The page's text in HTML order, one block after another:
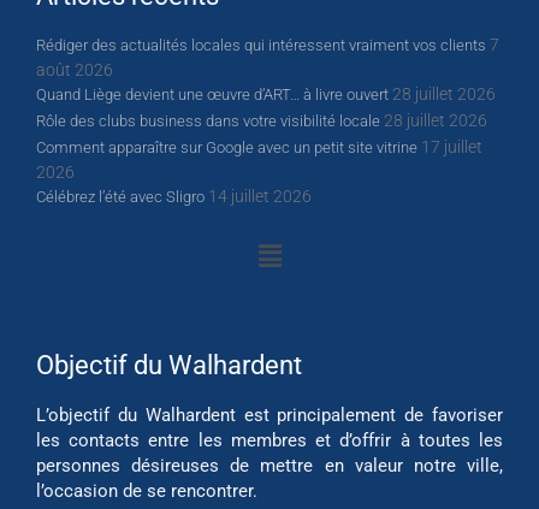
Rédiger des actualités locales qui intéressent vraiment vos clients 7
août 2026
Quand Liège devient une œuvre d’ART… à livre ouvert 28 juillet 2026
Rôle des clubs business dans votre visibilité locale 28 juillet 2026
Comment apparaître sur Google avec un petit site vitrine 17 juillet
2026
Célébrez l’été avec Sligro 14 juillet 2026
Objectif du Walhardent
L’objectif du Walhardent est principalement de favoriser
les contacts entre les membres et d’offrir à toutes les
personnes désireuses de mettre en valeur notre ville,
l’occasion de se rencontrer.